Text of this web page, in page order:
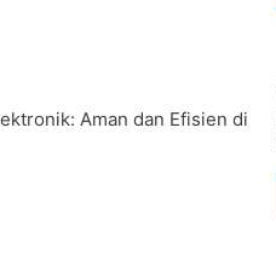
Aman dan Efisien di